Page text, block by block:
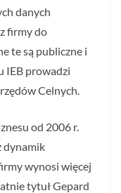
danych
firmy do
te są publiczne i
IEB prowadzi
Celnych.
od 2006 r.
dynamik
wynosi więcej
tytuł Gepard